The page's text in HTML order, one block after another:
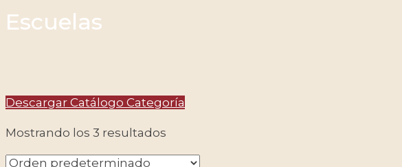
Escuelas
Descargar Catálogo Categoría
Mostrando los 3 resultados